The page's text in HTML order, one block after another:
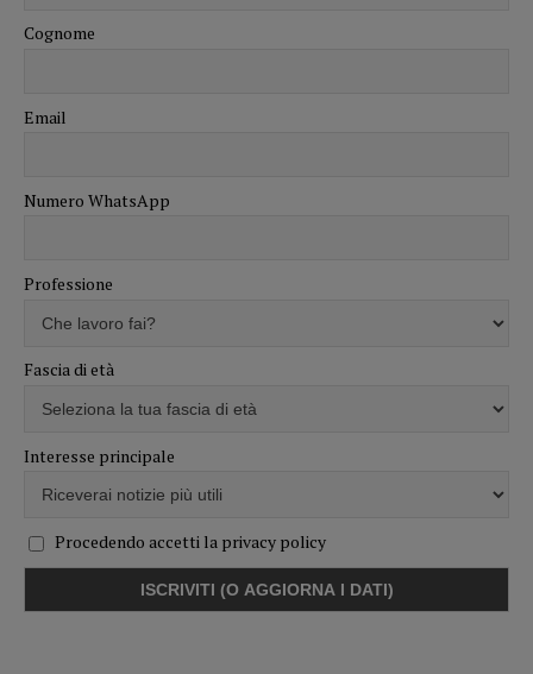
Cognome
Email
Numero WhatsApp
Professione
Fascia di età
Interesse principale
Procedendo accetti la privacy policy